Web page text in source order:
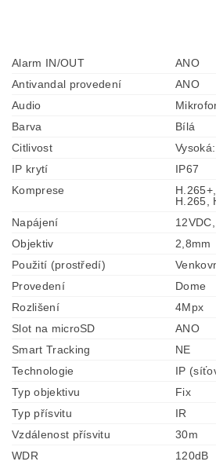
Alarm IN/OUT
ANO
Antivandal provedení
ANO
Audio
Barva
Bílá
Citlivost
IP krytí
IP67
Komprese
H.265,
Napájení
Objektiv
2,8mm
Použití (prostředí)
Provedení
Dome
Rozlišení
4Mpx
Slot na microSD
ANO
Smart Tracking
NE
Technologie
IP
Typ objektivu
Fix
Typ přísvitu
IR
Vzdálenost přísvitu
30m
WDR
120dB